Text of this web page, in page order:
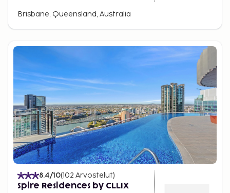
Brisbane, Queensland, Australia
8.4/10(102 Arvostelut)
Spire Residences by CLLIX